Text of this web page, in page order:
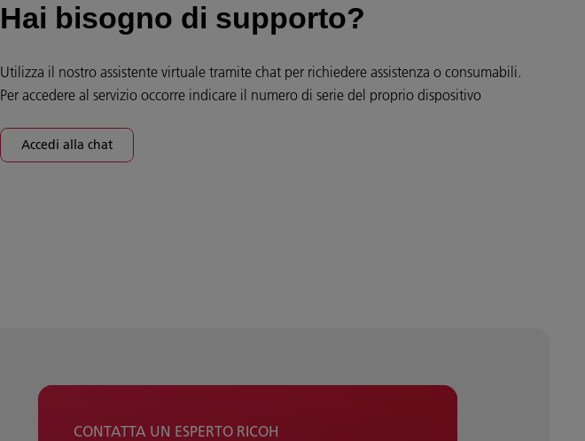
Hai bisogno di supporto?
Utilizza il nostro assistente virtuale tramite chat per richiedere assistenza o consumabili.
Per accedere al servizio occorre indicare il numero di serie del proprio dispositivo
Accedi alla chat
CONTATTA UN ESPERTO RICOH